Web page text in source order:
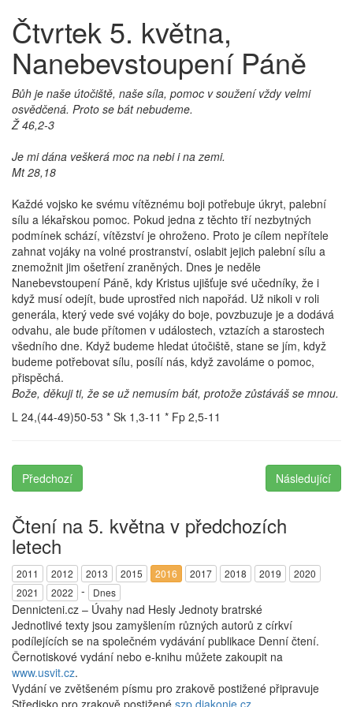
Čtvrtek 5. května,
Nanebevstoupení Páně
Bůh je naše útočiště, naše síla, pomoc v soužení vždy velmi
osvědčená. Proto se bát nebudeme.
Ž 46,2-3
Je mi dána veškerá moc na nebi i na zemi.
Mt 28,18
Každé vojsko ke svému vítěznému boji potřebuje úkryt, palební
sílu a lékařskou pomoc. Pokud jedna z těchto tří nezbytných
podmínek schází, vítězství je ohroženo. Proto je cílem nepřítele
zahnat vojáky na volné prostranství, oslabit jejich palební sílu a
znemožnit jim ošetření zraněných. Dnes je neděle
Nanebevstoupení Páně, kdy Kristus ujišťuje své učedníky, že i
když musí odejít, bude uprostřed nich napořád. Už nikoli v roli
generála, který vede své vojáky do boje, povzbuzuje je a dodává
odvahu, ale bude přítomen v událostech, vztazích a starostech
všedního dne. Když budeme hledat útočiště, stane se jím, když
budeme potřebovat sílu, posílí nás, když zavoláme o pomoc,
přispěchá.
Bože, děkuji ti, že se už nemusím bát, protože zůstáváš se mnou.
L 24,(44-49)50-53 * Sk 1,3-11 * Fp 2,5-11
Předchozí Následující
Čtení na 5. května v předchozích
letech
2011 2012 2013 2015 2016 2017 2018 2019
2020
2021
2022 - Dnes
Dennicteni.cz – Úvahy nad Hesly Jednoty bratrské
Jednotlivé texty jsou zamyšlením různých autorů z církví
podílejících se na společném vydávání publikace Denní čtení.
Černotiskové vydání nebo e-knihu můžete zakoupit na
www.usvit.cz.
Vydání ve zvětšeném písmu pro zrakově postižené připravuje
Středisko pro zrakově postižené szp.diakonie.cz